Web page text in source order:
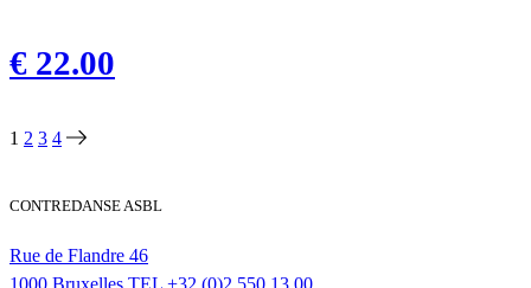
€ 22.00
1 2 3 4
CONTREDANSE ASBL
Rue de Flandre 46